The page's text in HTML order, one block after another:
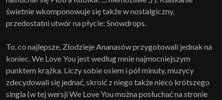
świetnie wkomponowuje się także w nostalgiczny,
przedostatni utwór na płycie: Snowdrops.
To, co najlepsze, Złodzieje Ananasów przygotowali jednak na
koniec. We Love You jest według mnie najmocniejszym
punktem krążka. Liczy sobie osiem i pół minuty, muzycy
zdecydowali się jednać, skroić z niego także nieco krótszego
singla (w tej wersji We Love You można posłuchać na stronie